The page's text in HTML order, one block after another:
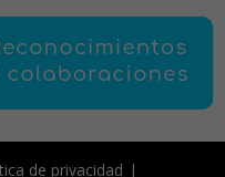
de privacidad